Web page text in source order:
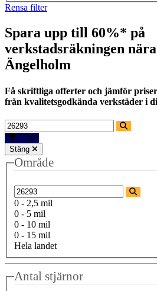
Rensa filter
Spara upp till 60%* på
verkstadsräkningen nära
Ängelholm
Få skriftliga offerter och jämför
från kvalitetsgodkända verkstäder i
Filter
Stäng
Område
0 - 2,5 mil
0 - 5 mil
0 - 10 mil
0 - 15 mil
Hela landet
Antal stjärnor